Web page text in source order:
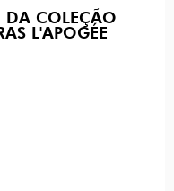
DA COLEÇÃO
L'APOGÉE